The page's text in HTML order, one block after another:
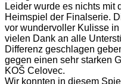
Leider wurde es nichts mit
Heimspiel der Finalserie.
vor wundervoller Kulisse
vielen Dank an alle
Differenz geschlagen
gegen einen sehr starken
KOŠ Celovec.
Wir konnten in diesem